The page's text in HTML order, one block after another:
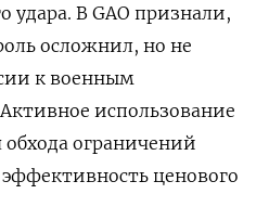
удара. В GAO признали,
осложнил, но не
к военным
использование
ограничений
ценового